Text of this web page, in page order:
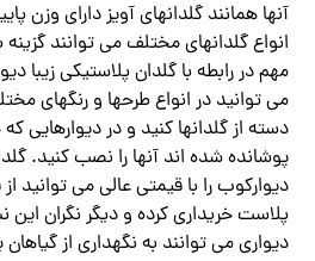
آنها همانند گلدانهای آویز دارای وزن
انواع گلدانهای مختلف می توانند
مهم در رابطه با گلدان پلاستیکی زیبا
می توانید در انواع طرحها و رنگهای
دسته از گلدانها کنید و در دیوارهایی
پوشانده شده اند آنها را نصب کنید.
دیوارکوب را با قیمتی عالی می توانید از
پلاست خریداری کرده و دیگر نگران این
دیواری می توانند به نگهداری از گیاهان